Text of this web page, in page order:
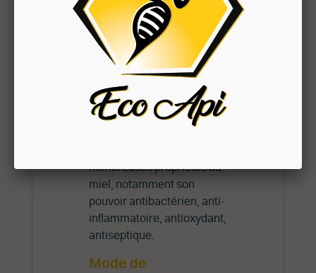
sous le nom d'acide
borique), en association
avec le calcium, pourrait
avoir des effets
bénéfiques sur la
calcification et le
maintien de
l'ossification.
nombreuses propriétés au
miel, notamment son
pouvoir antibactérien, anti-
inflammatoire, antioxydant,
antiseptique.
Mode de